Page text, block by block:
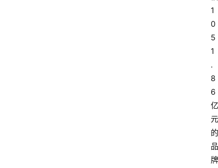
1
0
5
1
.
8
6
亿
元
的
品
牌